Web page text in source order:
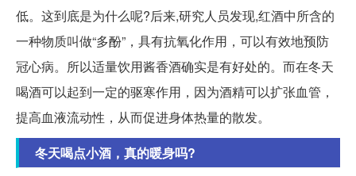
低。这到底是为什么呢?后来,研究人员发现,红酒中所含的
一种物质叫做“多酚”，具有抗氧化作用，可以有效地预防
冠心病。所以适量饮用酱香酒确实是有好处的。而在冬天
喝酒可以起到一定的驱寒作用，因为酒精可以扩张血管，
提高血液流动性，从而促进身体热量的散发。
冬天喝点小酒，真的暖身吗?